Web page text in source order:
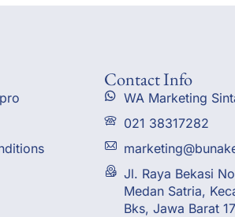
Contact Info
WA Marketing
021 38317282
Jl. Raya Bekasi
Medan Satria,
Bks, Jawa Barat